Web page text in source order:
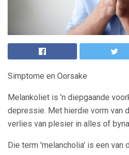
Simptome en Oorsake
Melankoliet is 'n diepgaande
depressie. Met hierdie vorm van
verlies van plesier in alles of
Die term 'melancholia' is een van